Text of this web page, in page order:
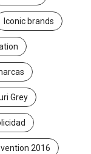
Iconic brands
Grey
2016